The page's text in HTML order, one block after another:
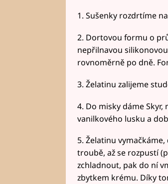
1. Sušenky rozdrtíme
2. Dortovou formu o
nepřilnavou
rovnoměrně po dně.
3. Želatinu zalijeme
4. Do misky dáme
vanilkového lusku a
5. Želatinu
troubě, až se rozpustí
zchladnout, pak do ní
zbytkem krému. Díky